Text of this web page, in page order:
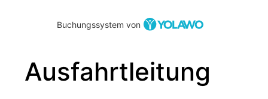
Buchungssystem von
Ausfahrtleitung